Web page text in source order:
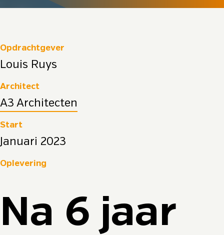
Opdrachtgever
Louis Ruys
Architect
A3 Architecten
Start
Januari 2023
Oplevering
Na 6 jaar